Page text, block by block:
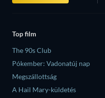
Top film
The 90s Club
Pókember: Vadonatúj nap
Megszállottság
A Hail Mary-küldetés